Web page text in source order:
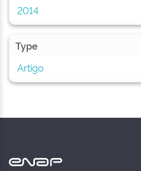
2014
Type
Artigo